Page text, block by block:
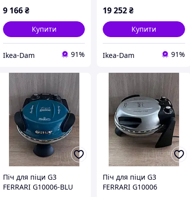
9 166₴
Купити
Ikea-Dam 91%
19 252₴
Купити
Ikea-Dam 91%
Піч для піци G3
FERRARI G10006-BLU
Піч для піци G3
FERRARI G10006